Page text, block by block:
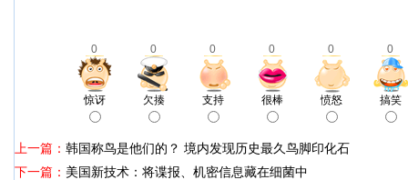
0 0 0 0 0 0
惊讶 欠揍 支持 很棒 愤怒 搞笑
上一篇： 韩国称鸟是他们的？ 境内发现历史最久鸟脚印化石
下一篇： 美国新技术：将谍报、机密信息藏在细菌中